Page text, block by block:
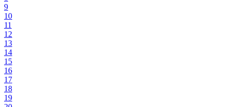
9
10
11
12
13
14
15
16
17
18
19